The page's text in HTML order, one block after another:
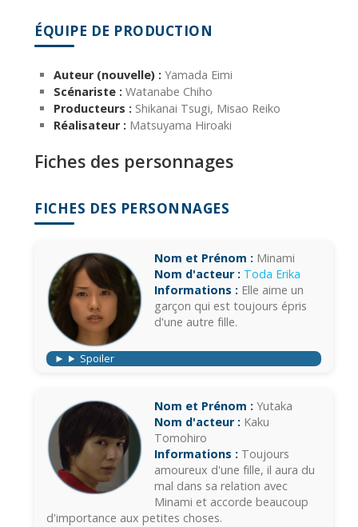
ÉQUIPE DE PRODUCTION
Auteur (nouvelle) : Yamada Eimi
Scénariste : Watanabe Chiho
Producteurs : Shikanai Tsugi, Misao Reiko
Réalisateur : Matsuyama Hiroaki
Fiches des personnages
FICHES DES PERSONNAGES
Nom et Prénom : Minami
Nom d'acteur : Toda Erika
Informations : Elle aime un
garçon qui est toujours épris
d'une autre fille.
Spoiler
Nom et Prénom : Yutaka
Nom d'acteur : Kaku
Tomohiro
Informations : Toujours
amoureux d'une fille, il aura du
mal dans sa relation avec
Minami et accorde beaucoup
d'importance aux petites choses.